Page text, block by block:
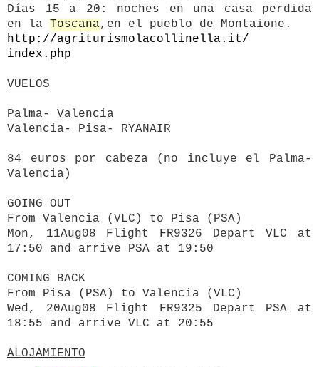
Días 15 a 20: noches en una casa perdida
en la Toscana,en el pueblo de Montaione.
http://agriturismolacollinella.it/
index.php
VUELOS
Palma- Valencia
Valencia- Pisa- RYANAIR
84 euros por cabeza (no incluye el Palma-
Valencia)
GOING OUT
From Valencia (VLC) to Pisa (PSA)
Mon, 11Aug08 Flight FR9326 Depart VLC at
17:50 and arrive PSA at 19:50
COMING BACK
From Pisa (PSA) to Valencia (VLC)
Wed, 20Aug08 Flight FR9325 Depart PSA at
18:55 and arrive VLC at 20:55
ALOJAMIENTO